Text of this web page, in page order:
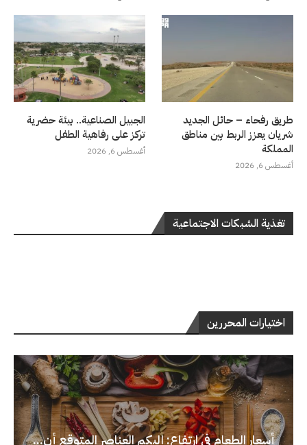
طريق رفحاء – حائل الجديد
شريان يعزز الربط بين مناطق
المملكة
أغسطس 6, 2026
الجبيل الصناعية.. بيئة حضرية
تركز على رفاهية الطفل
أغسطس 6, 2026
تغذية الشبكات الاجتماعية
اختيارات المحررين
أسعار الطعام في ارتفاع: إليكم العناصر المتوقع أن...